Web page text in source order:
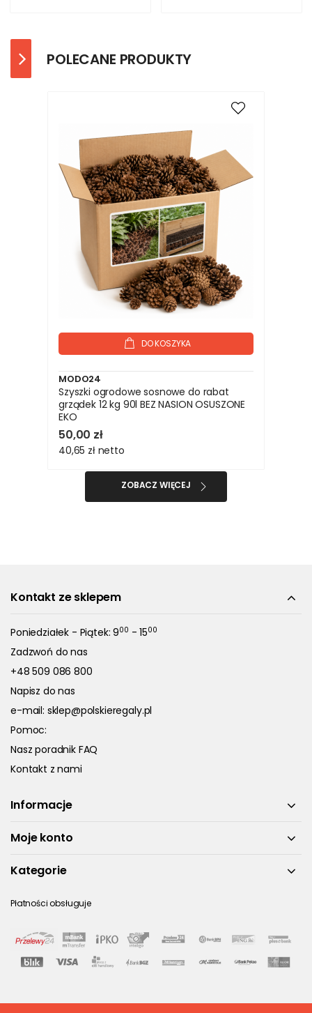
POLECANE PRODUKTY
DO KOSZYKA
MODO24
Szyszki ogrodowe sosnowe do rabat
grządek 12 kg 90l BEZ NASION OSUSZONE
EKO
50,00 zł
40,65 zł netto
ZOBACZ WIĘCEJ
Kontakt ze sklepem
Poniedziałek - Piątek: 900 - 1500
Zadzwoń do nas
+48 509 086 800
Napisz do nas
e-mail: sklep@polskieregaly.pl
Pomoc:
Nasz poradnik FAQ
Kontakt z nami
Informacje
Moje konto
Kategorie
Płatności obsługuje